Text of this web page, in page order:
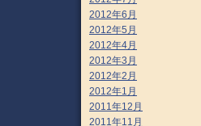
2012年6月
2012年5月
2012年4月
2012年3月
2012年2月
2012年1月
2011年12月
2011年11月